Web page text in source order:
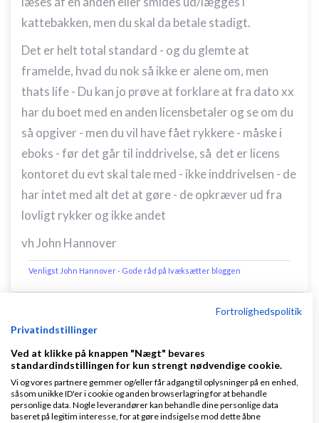
kattebakken, men du skal da betale stadigt.
Det er helt total standard - og du glemte at
framelde, hvad du nok så ikke er alene om, men
thats life - Du kan jo prøve at forklare at fra dato xx
har du boet med en anden licensbetaler og se om du
så opgiver - men du vil have fået rykkere - måske i
eboks - før det går til inddrivelse, så det er licens
kontoret du evt skal tale med - ikke inddrivelsen - de
har intet med alt det at gøre - de opkræver ud fra
lovligt rykker og ikke andet
vh John Hannover
Venligst John Hannover - Gode råd på Ivæksætter bloggen
MichaelSkrevet18-08-2021kl. 20:24|
Låst
Gennemsnit1,0stjerner givet af1
person
Fortrolighedspolitik
Privatindstillinger
Ved at klikke på knappen "Nægt" bevares
standardindstillingen for kun strengt nødvendige cookie.
Vi og vores partnere gemmer og/eller får adgang til oplysninger på en enhed,
såsom unikke ID'er i cookie og anden browserlagring for at behandle
personlige data. Nogle leverandører kan behandle dine personlige data
baseret på legitim interesse, for at gøre indsigelse mod dette åbne